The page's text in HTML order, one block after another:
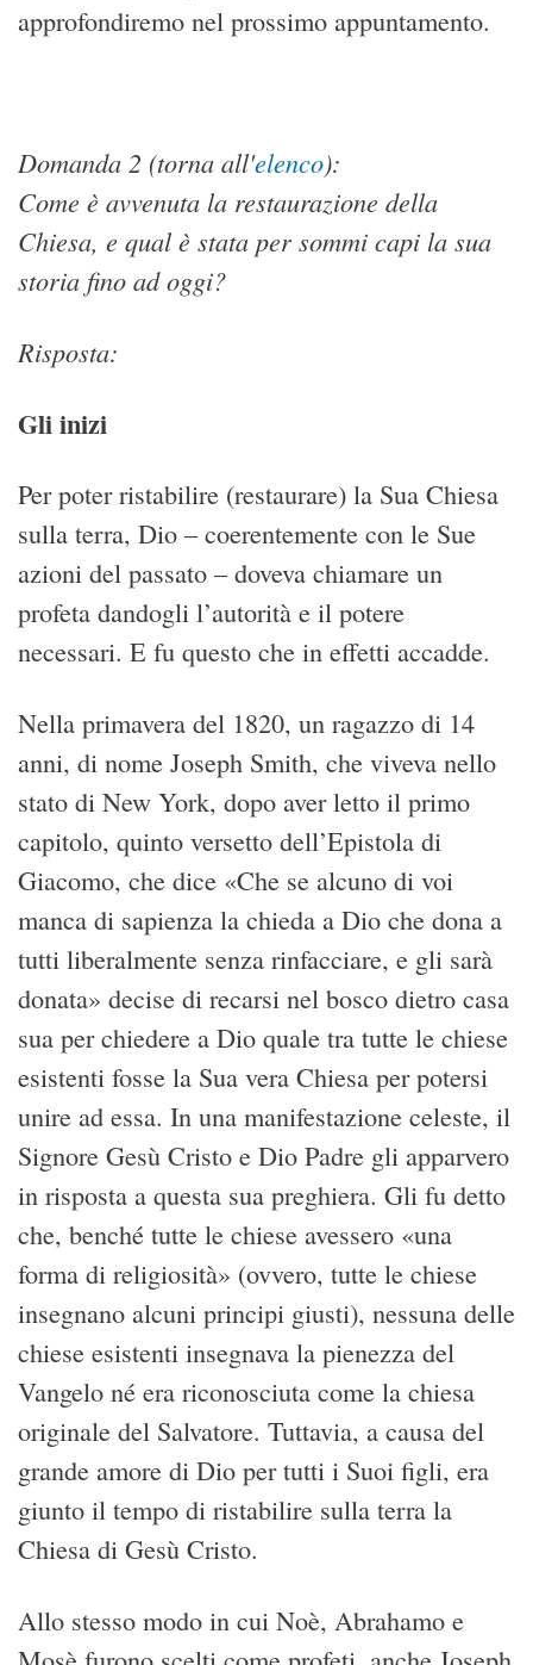
approfondiremo nel prossimo appuntamento.
Domanda 2 (torna all'elenco):
Come è avvenuta la restaurazione della
Chiesa, e qual è stata per sommi capi la sua
storia fino ad oggi?
Risposta:
Gli inizi
Per poter ristabilire (restaurare) la Sua Chiesa
sulla terra, Dio – coerentemente con le Sue
azioni del passato – doveva chiamare un
profeta dandogli l’autorità e il potere
necessari. E fu questo che in effetti accadde.
Nella primavera del 1820, un ragazzo di 14
anni, di nome Joseph Smith, che viveva nello
stato di New York, dopo aver letto il primo
capitolo, quinto versetto dell’Epistola di
Giacomo, che dice «Che se alcuno di voi
manca di sapienza la chieda a Dio che dona a
tutti liberalmente senza rinfacciare, e gli sarà
donata» decise di recarsi nel bosco dietro casa
sua per chiedere a Dio quale tra tutte le chiese
esistenti fosse la Sua vera Chiesa per potersi
unire ad essa. In una manifestazione celeste, il
Signore Gesù Cristo e Dio Padre gli apparvero
in risposta a questa sua preghiera. Gli fu detto
che, benché tutte le chiese avessero «una
forma di religiosità» (ovvero, tutte le chiese
insegnano alcuni principi giusti), nessuna delle
chiese esistenti insegnava la pienezza del
Vangelo né era riconosciuta come la chiesa
originale del Salvatore. Tuttavia, a causa del
grande amore di Dio per tutti i Suoi figli, era
giunto il tempo di ristabilire sulla terra la
Chiesa di Gesù Cristo.
Allo stesso modo in cui Noè, Abrahamo e